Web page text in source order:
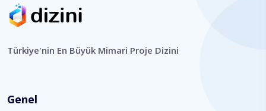
Türkiye'nin En Büyük Mimari Proje Dizini
Genel